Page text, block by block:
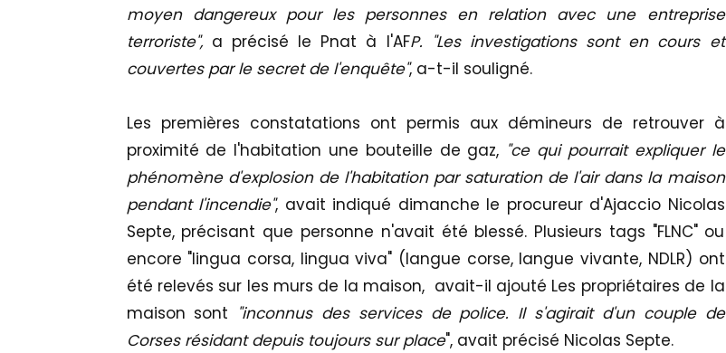
moyen dangereux pour les personnes en relation avec une entreprise
terroriste", a précisé le Pnat à l'AFP. "Les investigations sont en cours et
couvertes par le secret de l'enquête", a-t-il souligné.
Les premières constatations ont permis aux démineurs de retrouver à
proximité de l'habitation une bouteille de gaz, "ce qui pourrait expliquer le
phénomène d'explosion de l'habitation par saturation de l'air dans la maison
pendant l'incendie", avait indiqué dimanche le procureur d'Ajaccio Nicolas
Septe, précisant que personne n'avait été blessé. Plusieurs tags "FLNC" ou
encore "lingua corsa, lingua viva" (langue corse, langue vivante, NDLR) ont
été relevés sur les murs de la maison, avait-il ajouté Les propriétaires de la
maison sont "inconnus des services de police. Il s'agirait d'un couple de
Corses résidant depuis toujours sur place", avait précisé Nicolas Septe.